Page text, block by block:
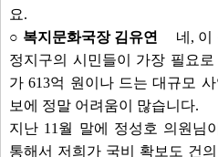
요.
○ 복지문화국장 김유연
네, 이
정지구의 시민들이 가장 필요
가 613억 원이나 드는 대규모
보에 정말 어려움이 많습니다.
지난 11월 말에 정성호 의원님
통해서 저희가 국비 확보도 건